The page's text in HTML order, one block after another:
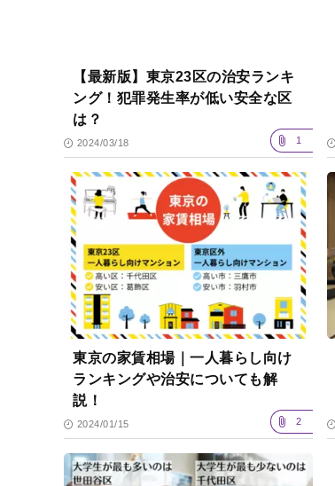
【最新版】東京23区の治安ランキ
ング！犯罪発生率が低い安全な区
は？
2024/03/18 1
東京の家賃相場｜一人暮らし向け
ランキングや治安についても解
説！
2024/01/15 2